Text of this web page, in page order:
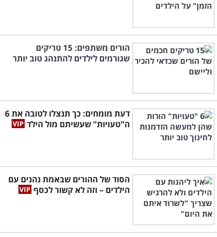
הורים משתפים: 15 טריקים
שגורמים לילדים להתנהג טוב יותר
דעת מומחים: כך תנצלו לטובה את 6
ה"טעויות" שעשיתם מול הילד
הסוד של ההורים שבאמת נהנים עם
הילדים – וזה לא קשור לכסף